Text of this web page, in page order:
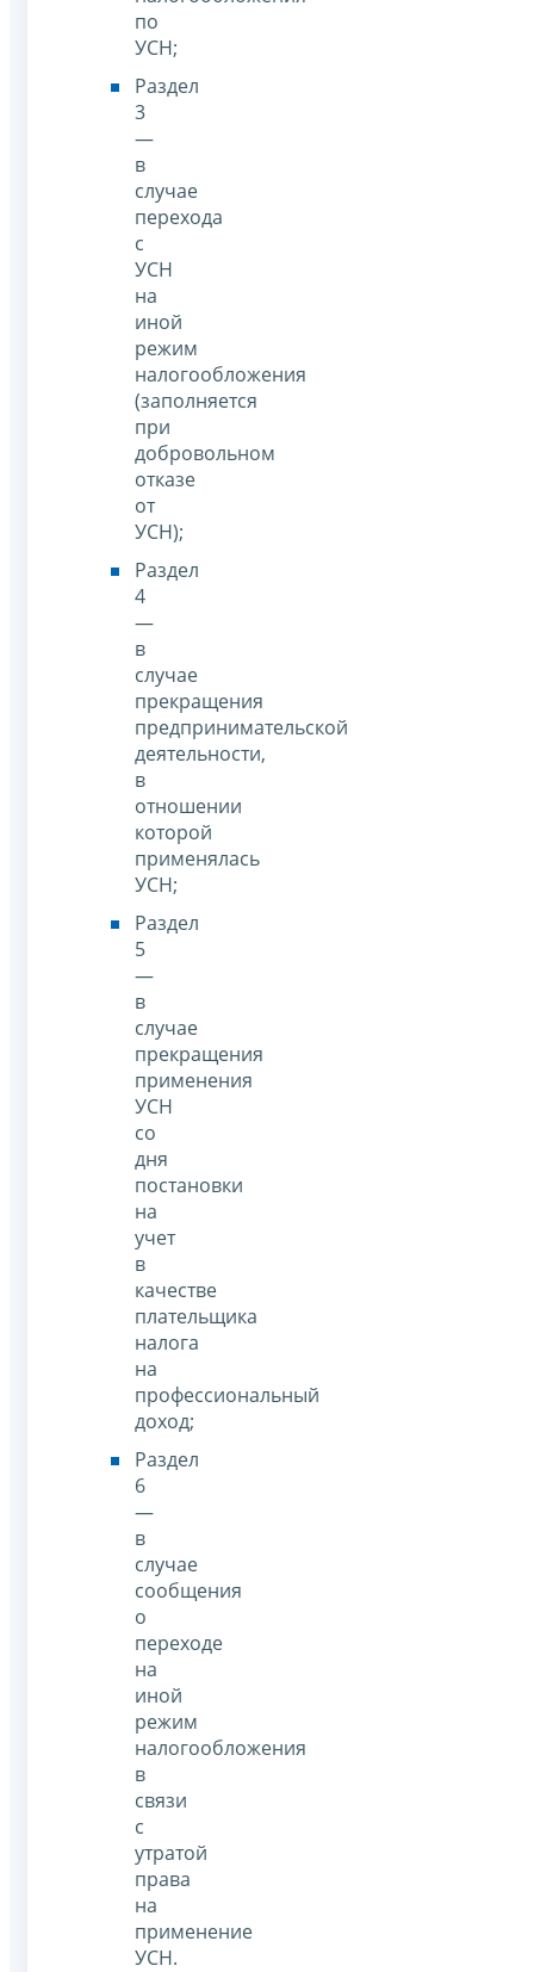
по
УСН;
Раздел
3
—
в
случае
перехода
с
УСН
на
иной
режим
налогообложения
(заполняется
при
добровольном
отказе
от
УСН);
Раздел
4
—
в
случае
прекращения
предпринимательской
деятельности,
в
отношении
которой
применялась
УСН;
Раздел
5
—
в
случае
прекращения
применения
УСН
со
дня
постановки
на
учет
в
качестве
плательщика
налога
на
профессиональный
доход;
Раздел
6
—
в
случае
сообщения
о
переходе
на
иной
режим
налогообложения
в
связи
с
утратой
права
на
применение
УСН.